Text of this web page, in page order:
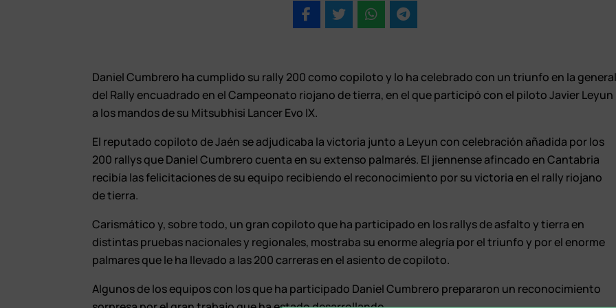
Daniel Cumbrero ha cumplido su rally 200 como copiloto y lo ha celebrado con un triunfo en la
del Rally encuadrado en el Campeonato riojano de tierra, en el que participó con el piloto Javier Leyun
a los mandos de su Mitsubhisi Lancer Evo IX.
El reputado copiloto de Jaén se adjudicaba la victoria junto a Leyun con celebración añadida por los
200 rallys que Daniel Cumbrero cuenta en su extenso palmarés. El jiennense afincado en Cantabria
recibía las felicitaciones de su equipo recibiendo el reconocimiento por su victoria en el rally riojano
de tierra.
Carismático y, sobre todo, un gran copiloto que ha participado en los rallys de asfalto y tierra en
distintas pruebas nacionales y regionales, mostraba su enorme alegría por el triunfo y por el enorme
palmares que le ha llevado a las 200 carreras en el asiento de copiloto.
Algunos de los equipos con los que ha participado Daniel Cumbrero prepararon un reconocimiento